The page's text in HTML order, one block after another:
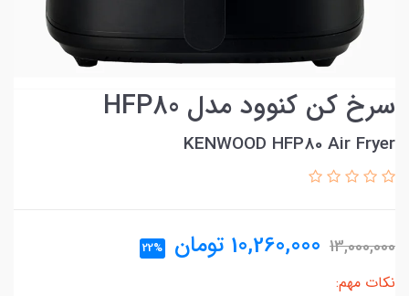
سرخ کن کنوود مدل HFP80
KENWOOD HFP80 Air Fryer
13,000,000
10,260,000 تومان 22%
نکات مهم: